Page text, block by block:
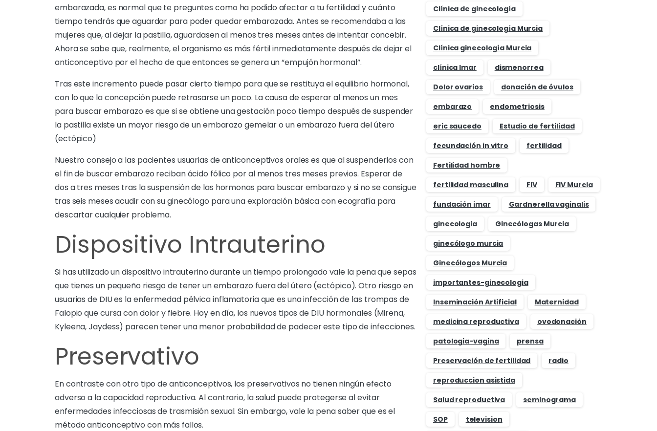
embarazada, es normal que te preguntes como ha podido afectar a tu fertilidad y cuánto
tiempo tendrás que aguardar para poder quedar embarazada. Antes se recomendaba a las
mujeres que, al dejar la pastilla, aguardasen al menos tres meses antes de intentar concebir.
Ahora se sabe que, realmente, el organismo es más fértil inmediatamente después de dejar el
anticonceptivo por el hecho de que entonces se genera un “empujón hormonal”.
Tras este incremento puede pasar cierto tiempo para que se restituya el equilibrio hormonal,
con lo que la concepción puede retrasarse un poco. La causa de esperar al menos un mes
para buscar embarazo es que si se obtiene una gestación poco tiempo después de suspender
la pastilla existe un mayor riesgo de un embarazo gemelar o un embarazo fuera del útero
(ectópico)
Nuestro consejo a las pacientes usuarias de anticonceptivos orales es que al suspenderlos con
el fin de buscar embarazo reciban ácido fólico por al menos tres meses previos. Esperar de
dos a tres meses tras la suspensión de las hormonas para buscar embarazo y si no se consigue
tras seis meses acudir con su ginecólogo para una exploración básica con ecografía para
descartar cualquier problema.
Dispositivo Intrauterino
Si has utilizado un dispositivo intrauterino durante un tiempo prolongado vale la pena que sepas
que tienes un pequeño riesgo de tener un embarazo fuera del útero (ectópico). Otro riesgo en
usuarias de DIU es la enfermedad pélvica inflamatoria que es una infección de las trompas de
Falopio que cursa con dolor y fiebre. Hoy en día, los nuevos tipos de DIU hormonales (Mirena,
Kyleena, Jaydess) parecen tener una menor probabilidad de padecer este tipo de infecciones.
Preservativo
En contraste con otro tipo de anticonceptivos, los preservativos no tienen ningún efecto
adverso a la capacidad reproductiva. Al contrario, la salud puede protegerse al evitar
enfermedades infecciosas de trasmisión sexual. Sin embargo, vale la pena saber que es el
método anticonceptivo con más fallos.
Clínica de ginecología
Clínica de ginecología Murcia
Clínica ginecología Murcia
clínica Imar
dismenorrea
Dolor ovarios
donación de óvulos
embarazo
endometriosis
eric saucedo
Estudio de fertilidad
fecundación in vitro
fertilidad
Fertilidad hombre
fertilidad masculina
FIV
FIV Murcia
fundación imar
Gardnerella vaginalis
ginecologia
Ginecólogas Murcia
ginecólogo murcia
Ginecólogos Murcia
importantes-ginecologia
Inseminación Artificial
Maternidad
medicina reproductiva
ovodonación
patologia-vagina
prensa
Preservación de fertilidad
radio
reproduccion asistida
Salud reproductiva
seminograma
SOP
television